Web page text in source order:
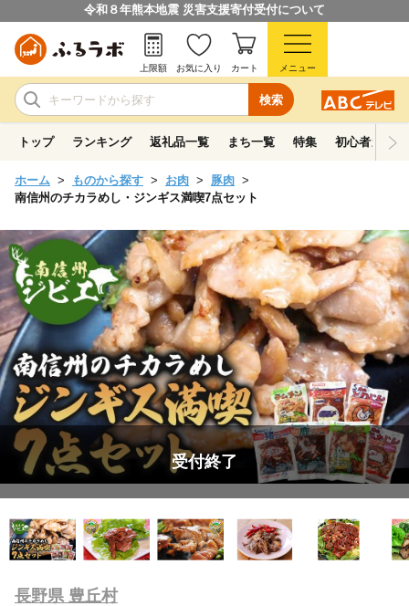
令和８年熊本地震 災害支援寄付受付について
検索
上限額 お気に入り カート メニュー
トップ ランキング 返礼品一覧 まち一覧 特集 初心者ガイド
ホーム ものから探す お肉
豚肉
南信州のチカラめし・ジンギス満喫7点セット
受付終了
長野県 豊丘村